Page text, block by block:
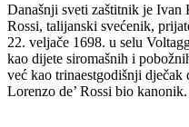
Današnji sveti zaštitnik je Ivan
Rossi, talijanski svećenik,
22. veljače 1698. u selu
kao dijete siromašnih i
već kao trinaestgodišnji
Lorenzo de’ Rossi bio kanonik.